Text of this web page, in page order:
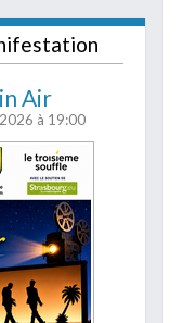
Air
à 19:00